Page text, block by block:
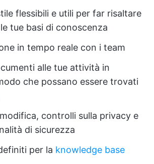
flessibili e utili per far risaltare
tue basi di conoscenza
in tempo reale con i team
alle tue attività in
che possano essere trovati
controlli sulla privacy e
di sicurezza
per la knowledge base